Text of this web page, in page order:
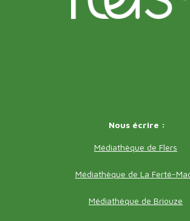
Nous écrire :
Médiathèque de Flers
Médiathèque de La Ferté-
Médiathèque de Briouze